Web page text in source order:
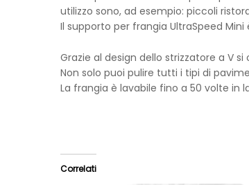
utilizzo sono, ad esempio: piccoli
Il supporto per frangia UltraSpeed
Grazie al design dello strizzatore a V
Non solo puoi pulire tutti i tipi di
La frangia è lavabile fino a 50 volte in
Correlati